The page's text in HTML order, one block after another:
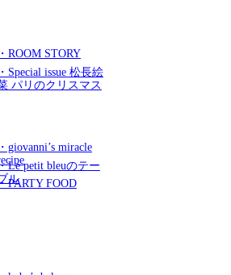
・ROOM STORY
・Special issue 松長絵
パリのクリスマス
・giovanni’s miracle
Le petit bleuのテー
ル
PARTY FOOD